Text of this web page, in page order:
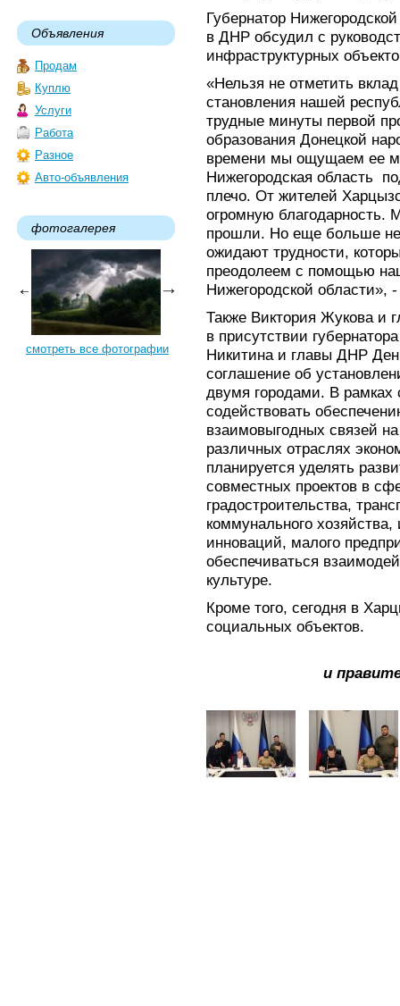
Объявления
Продам
Куплю
Услуги
Работа
Разное
Авто-объявления
фотогалерея
смотреть все фотографии
Губернатор
в ДНР обсудил с
инфраструктурных
«Нельзя не отметить
становления нашей
трудные минуты первой
образования Донецкой
времени мы ощущаем ее
Нижегородская область
плечо. От жителей
огромную благодарность.
прошли. Но еще больше
ожидают трудности,
преодолеем с помощью
Нижегородской области»,
Также Виктория Жукова и
в присутствии
Никитина и главы ДНР
соглашение об
двумя городами. В рамках
содействовать
взаимовыгодных связей
различных отраслях
планируется уделять
совместных проектов в
градостроительства,
коммунального
инноваций, малого
обеспечиваться
культуре.
Кроме того, сегодня в
социальных объектов.
и